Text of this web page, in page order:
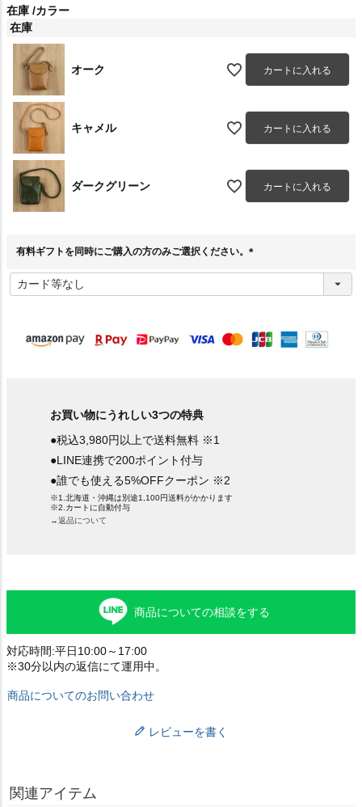
在庫 カラー
在庫
オーク カートに入れる
キャメル カートに入れる
ダークグリーン カートに入れる
有料ギフトを同時にご購入の方のみご選択ください。
須
お買い物にうれしい3つの特典
●税込3,980円以上で送料無料 ※1
●LINE連携で200ポイント付与
●誰でも使える5%OFFクーポン ※2
※1.北海道・沖縄は別途1,100円送料がかかります
※2.カートに自動付与
→返品について
商品についての相談をする
対応時間:平日10:00～17:00
※30分以内の返信にて運用中。
商品についてのお問い合わせ
レビューを書く
関連アイテム